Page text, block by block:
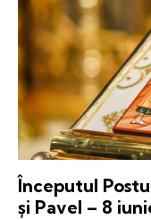
Începutul
și Pavel – 8